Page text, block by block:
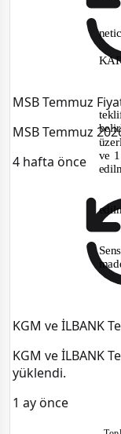
MSB Temmuz
MSB Temmuz
4 hafta önce
KGM ve İLBANK
KGM ve İLBANK
yüklendi.
1 ay önce
ve 1